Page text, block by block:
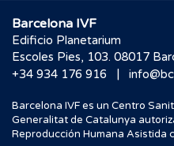
Barcelona IVF
Edificio Planetarium
Escoles Pies, 103. 08017
+34 934 176 916
|
Barcelona IVF es un Centro
Generalitat de Catalunya
Reproducción Humana Asistida